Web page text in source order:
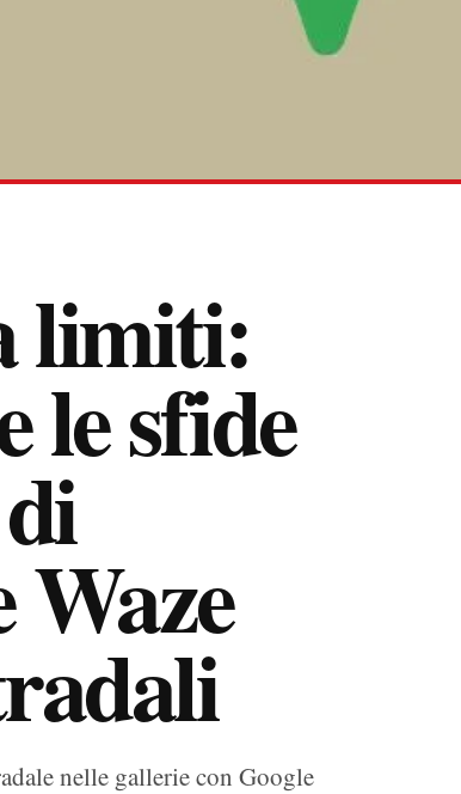
limiti:
le sfide
Waze
nelle gallerie con Google